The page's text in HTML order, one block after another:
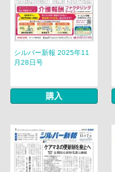
シルバー新報 2025年11
月28日号
購入